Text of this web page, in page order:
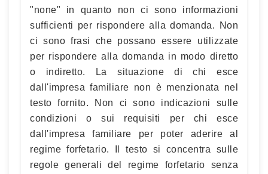
"none" in quanto non ci sono informazioni
sufficienti per rispondere alla domanda. Non
ci sono frasi che possano essere utilizzate
per rispondere alla domanda in modo diretto
o indiretto. La situazione di chi esce
dall'impresa familiare non è menzionata nel
testo fornito. Non ci sono indicazioni sulle
condizioni o sui requisiti per chi esce
dall'impresa familiare per poter aderire al
regime forfetario. Il testo si concentra sulle
regole generali del regime forfetario senza